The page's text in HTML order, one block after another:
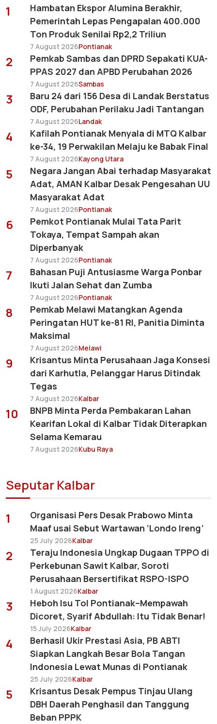
1
Hambatan Ekspor Alumina Berakhir,
Pemerintah Lepas Pengapalan 400.000
Ton Produk Senilai Rp2,2 Triliun
7 August 2026Pontianak
2
Pemkab Sambas dan DPRD Sepakati KUA-
PPAS 2027 dan APBD Perubahan 2026
7 August 2026Sambas
3
Baru 24 dari 156 Desa di Landak Berstatus
ODF, Perubahan Perilaku Jadi Tantangan
7 August 2026Landak
4
Kafilah Pontianak Menyala di MTQ Kalbar
ke-34, 19 Perwakilan Melaju ke Babak Final
7 August 2026Kayong Utara
5
Negara Jangan Abai terhadap Masyarakat
Adat, AMAN Kalbar Desak Pengesahan UU
Masyarakat Adat
7 August 2026Pontianak
6
Pemkot Pontianak Mulai Tata Parit
Tokaya, Tempat Sampah akan
Diperbanyak
7 August 2026Pontianak
7
Bahasan Puji Antusiasme Warga Ponbar
Ikuti Jalan Sehat dan Zumba
7 August 2026Pontianak
8
Pemkab Melawi Matangkan Agenda
Peringatan HUT ke-81 RI, Panitia Diminta
Maksimal
7 August 2026Melawi
9
Krisantus Minta Perusahaan Jaga Konsesi
dari Karhutla, Pelanggar Harus Ditindak
Tegas
7 August 2026Kalbar
10
BNPB Minta Perda Pembakaran Lahan
Kearifan Lokal di Kalbar Tidak Diterapkan
Selama Kemarau
7 August 2026Kubu Raya
Seputar Kalbar
1
Organisasi Pers Desak Prabowo Minta
Maaf usai Sebut Wartawan ‘Londo Ireng’
25 July 2026Kalbar
2
Teraju Indonesia Ungkap Dugaan TPPO di
Perkebunan Sawit Kalbar, Soroti
Perusahaan Bersertifikat RSPO-ISPO
1 August 2026Kalbar
3
Heboh Isu Tol Pontianak–Mempawah
Dicoret, Syarif Abdullah: Itu Tidak Benar!
15 July 2026Kalbar
4
Berhasil Ukir Prestasi Asia, PB ABTI
Siapkan Langkah Besar Bola Tangan
Indonesia Lewat Munas di Pontianak
25 July 2026Kalbar
5
Krisantus Desak Pempus Tinjau Ulang
DBH Daerah Penghasil dan Tanggung
Beban PPPK